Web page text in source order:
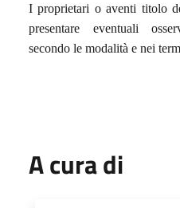
I proprietari o aventi titolo
presentare eventuali
secondo le modalità e nei
A cura di